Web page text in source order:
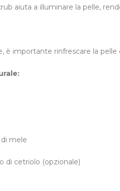
aiuta a illuminare la pelle,
è importante rinfrescare la
mele
di cetriolo (opzionale)